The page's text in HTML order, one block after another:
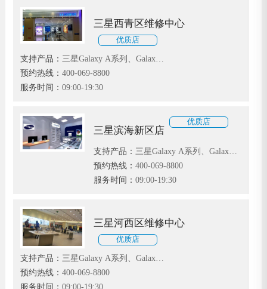
三星西青区维修中心
优质店
支持产品： 三星Galaxy A系列、Galaxy
F系列和Galaxy S系列
预约热线： 400-069-8800
服务时间： 09:00-19:30
三星滨海新区店
优质店
支持产品： 三星Galaxy A系列、Galaxy
F系列和Galaxy S系列
预约热线： 400-069-8800
服务时间： 09:00-19:30
三星河西区维修中心
优质店
支持产品： 三星Galaxy A系列、Galaxy
F系列和Galaxy S系列
预约热线： 400-069-8800
服务时间： 09:00-19:30